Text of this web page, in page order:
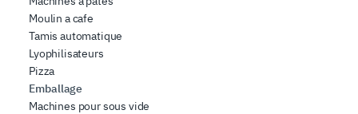
Moulin a cafe
Tamis automatique
Lyophilisateurs
Pizza
Emballage
Machines pour sous vide